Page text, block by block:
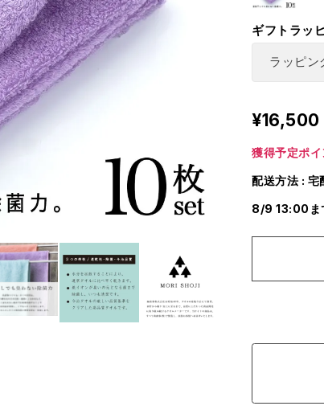
ギフトラッ
¥16,500
獲得予定ポ
配送方法 : 宅
8/9 13:00ま